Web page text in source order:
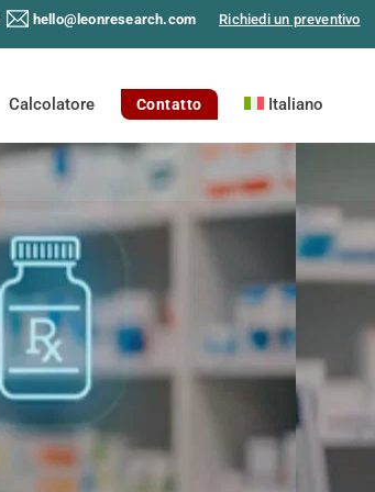
hello@leonresearch.com Richiedi un preventivo
Calcolatore Contatto Italiano